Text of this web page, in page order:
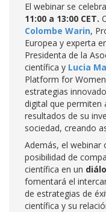
El webinar se
11:00 a 13:00 CET.
Colombe Warin,
Europea y experta
Presidenta de la
científica y Lucia
Platform for
estrategias
digital que permiten
resultados de su
sociedad, creando
Además, el webinar
posibilidad de
científica en un
fomentará el
de estrategias de
científica y su